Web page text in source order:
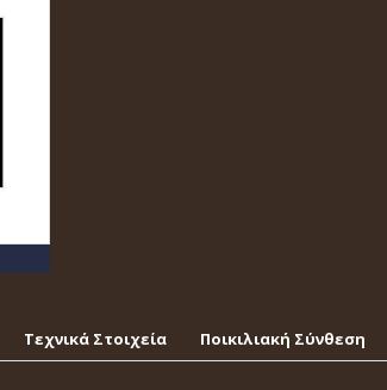
Τεχνικά Στοιχεία Ποικιλιακή Σύνθεση